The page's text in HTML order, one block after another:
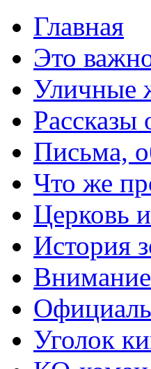
Главная
Это
Уличные
Рассказы
Письма,
Что же
Церковь
История
Уголок